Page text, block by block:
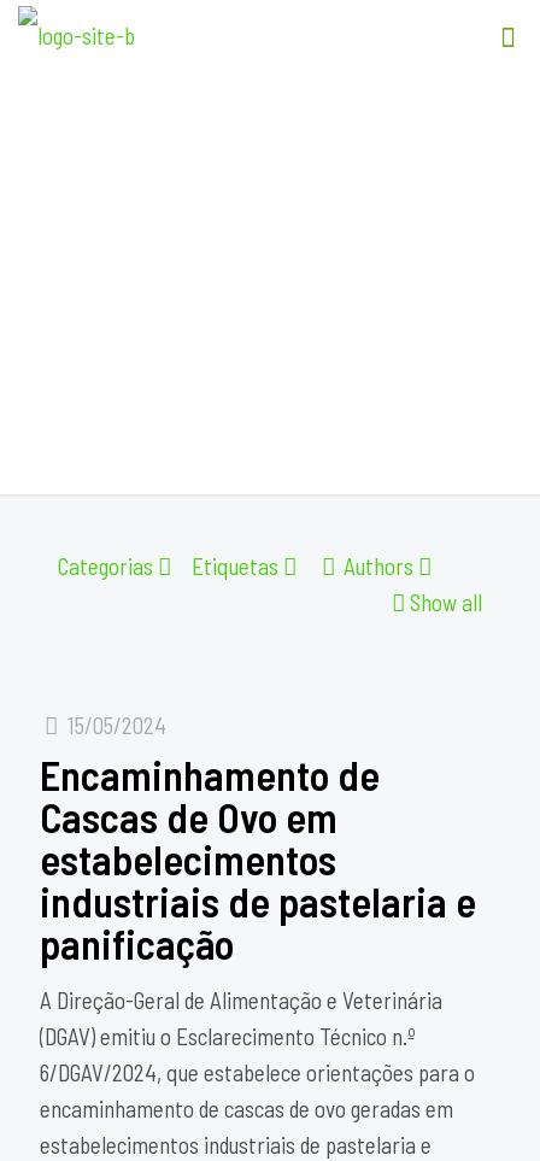
Categorias Etiquetas
Authors
Show all
15/05/2024
Encaminhamento de
Cascas de Ovo em
estabelecimentos
industriais de pastelaria e
panificação
A Direção-Geral de Alimentação e Veterinária
(DGAV) emitiu o Esclarecimento Técnico n.º
6/DGAV/2024, que estabelece orientações para o
encaminhamento de cascas de ovo geradas em
estabelecimentos industriais de pastelaria e